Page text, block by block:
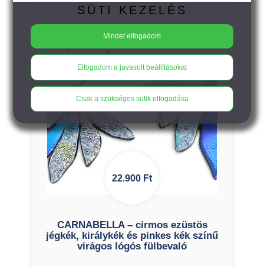
22.900 Ft
CARNABELLA – cirmos ezüstös
jégkék, királykék és pinkes kék színű
virágos lógós fülbevaló
SÜTI KEZELÉS
Mindet elfogadom
Elfogadom a javasolt beállításokat
Csak a szükséges sütik elfogadása